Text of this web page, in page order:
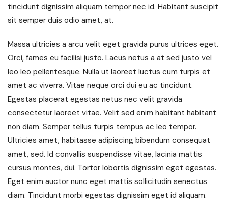
tincidunt dignissim aliquam tempor nec id. Habitant suscipit
sit semper duis odio amet, at.
Massa ultricies a arcu velit eget gravida purus ultrices eget.
Orci, fames eu facilisi justo. Lacus netus a at sed justo vel
leo leo pellentesque. Nulla ut laoreet luctus cum turpis et
amet ac viverra. Vitae neque orci dui eu ac tincidunt.
Egestas placerat egestas netus nec velit gravida
consectetur laoreet vitae. Velit sed enim habitant habitant
non diam. Semper tellus turpis tempus ac leo tempor.
Ultricies amet, habitasse adipiscing bibendum consequat
amet, sed. Id convallis suspendisse vitae, lacinia mattis
cursus montes, dui. Tortor lobortis dignissim eget egestas.
Eget enim auctor nunc eget mattis sollicitudin senectus
diam. Tincidunt morbi egestas dignissim eget id aliquam.